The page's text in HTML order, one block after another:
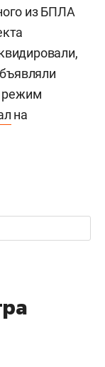
из БПЛА
режим
на